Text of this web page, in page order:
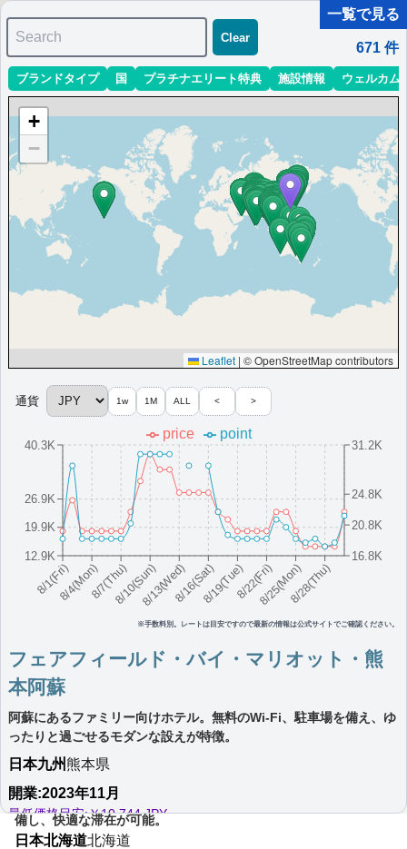
マリオット最新情報ホテル情報(アジア)ホテル特典攻略
1 - 10 件 / 全 671 件 ＜ ＞
並び替え 最低価格目安 開業時期 エリア 地域
フェアフィールド・バイ・マリオット・熊
本阿蘇
阿蘇にあるファミリー向けホテル。無料のWi-Fi、駐車場を備え、
ゆったりと過ごせるモダンな設えが特徴。
熊本県
プラチナエリート特典：クラブラウンジなし,客室アップグレード有（スイー
ト未設置）
More...
フェアフィールド・バイ・マリオット・兵
庫淡路島東浦
淡路島に位置する広々としたモダンなホテルで、リラックスでき
る憩いの空間が魅力。
近畿 兵庫県
開業:2023年6
最低価格目安:￥ 10,498
情報サイト:Amebaブロ
プラチナエリート特典： クラブラウンジなし,客室アップグレード有（スイー
ト未設置）
フェアフィールド･バイ･マリオット･北海
道えにわ
北海道恵庭市のモダンなホテル。広々とした客室、無料Wi-Fiを完
備し、快適な滞在が可能。
日本北海道北海道
一覧で見る
Search
Clear
671 件
ブランドタイプ 国 プラチナエリート特典 施設情報 ウェルカム
+
−
Leaflet | © OpenStreetMap contributors
8/1(Fri)8/4(Mon)8/7(Thu)8/10(Sun)8/13(Wed)8/16(Sat)8/19(Tue)8/22(Fri)8/25(Mon)8/28(Thu)
12.9K
19.9K
26.9K
40.3K
16.8K
20.8K
24.8K
31.2K
price point
※手数料別。レートは目安ですので最新の情報は公式サイトでご確認ください。
通貨 1w 1M ALL < >
フェアフィールド・バイ・マリオット・熊
本阿蘇
阿蘇にあるファミリー向けホテル。無料のWi-Fi、駐車場を備え、ゆ
ったりと過ごせるモダンな設えが特徴。
日本九州 熊本県
開業:2023年11月
最低価格目安:￥10,744 JPY
情報サイト:日々の奮闘ブログ